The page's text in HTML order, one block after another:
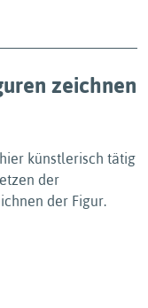
zeichnen
künstlerisch tätig
der
der Figur.